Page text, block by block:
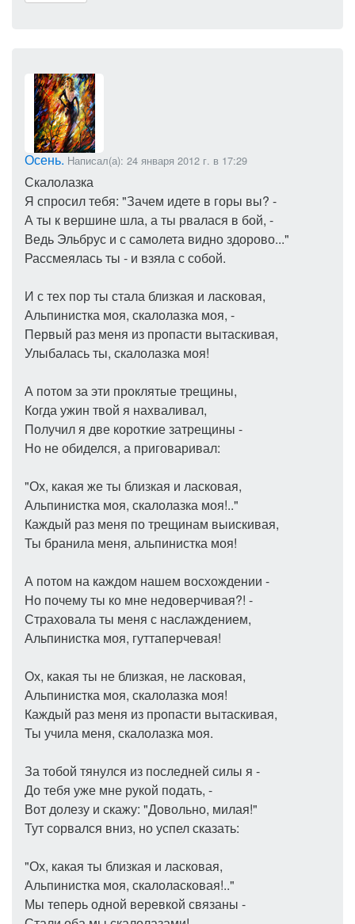
Осень. Написал(а): 24 января 2012 г. в 17:29
Скалолазка
Я спросил тебя: "Зачем идете в горы вы? -
А ты к вершине шла, а ты рвалася в бой, -
Ведь Эльбрус и с самолета видно здорово..."
Рассмеялась ты - и взяла с собой.
И с тех пор ты стала близкая и ласковая,
Альпинистка моя, скалолазка моя, -
Первый раз меня из пропасти вытаскивая,
Улыбалась ты, скалолазка моя!
А потом за эти проклятые трещины,
Когда ужин твой я нахваливал,
Получил я две короткие затрещины -
Но не обиделся, а приговаривал:
"Ох, какая же ты близкая и ласковая,
Альпинистка моя, скалолазка моя!.."
Каждый раз меня по трещинам выискивая,
Ты бранила меня, альпинистка моя!
А потом на каждом нашем восхождении -
Но почему ты ко мне недоверчивая?! -
Страховала ты меня с наслаждением,
Альпинистка моя, гуттаперчевая!
Ох, какая ты не близкая, не ласковая,
Альпинистка моя, скалолазка моя!
Каждый раз меня из пропасти вытаскивая,
Ты учила меня, скалолазка моя.
За тобой тянулся из последней силы я -
До тебя уже мне рукой подать, -
Вот долезу и скажу: "Довольно, милая!"
Тут сорвался вниз, но успел сказать:
"Ох, какая ты близкая и ласковая,
Альпинистка моя, скалоласковая!.."
Мы теперь одной веревкой связаны -